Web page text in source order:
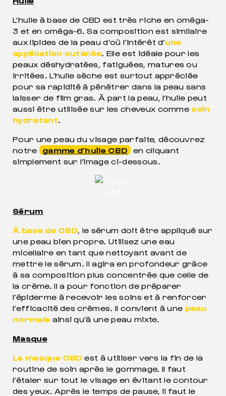
L’huile à base de CBD est très riche en oméga-
3 et en oméga-6. Sa composition est similaire
aux lipides de la peau d’où l’intérêt d’une
application cutanée . Elle est idéale pour les
peaux déshydratées, fatiguées, matures ou
irritées. L’huile sèche est surtout appréciée
pour sa rapidité à pénétrer dans la peau sans
laisser de film gras. À part la peau, l’huile peut
aussi être utilisée sur les cheveux comme soin
hydratant
Pour une peau du visage parfaite, découvrez
notre
gamme d’huile CBD
en cliquant
simplement sur l’image ci-dessous.
Sérum
À base de CBD , le sérum doit être appliqué sur
une peau bien propre. Utilisez une eau
micellaire en tant que nettoyant avant de
mettre le sérum. Il agira en profondeur grâce
à sa composition plus concentrée que celle de
la crème. Il a pour fonction de préparer
l’épiderme à recevoir les soins et à renforcer
l’efficacité des crèmes. Il convient à une peau
normale ainsi qu’à une peau mixte.
Masque
Le masque CBD est à utiliser vers la fin de la
routine de soin après le gommage. Il faut
l’étaler sur tout le visage en évitant le contour
des yeux. Après le temps de pause, il faut le